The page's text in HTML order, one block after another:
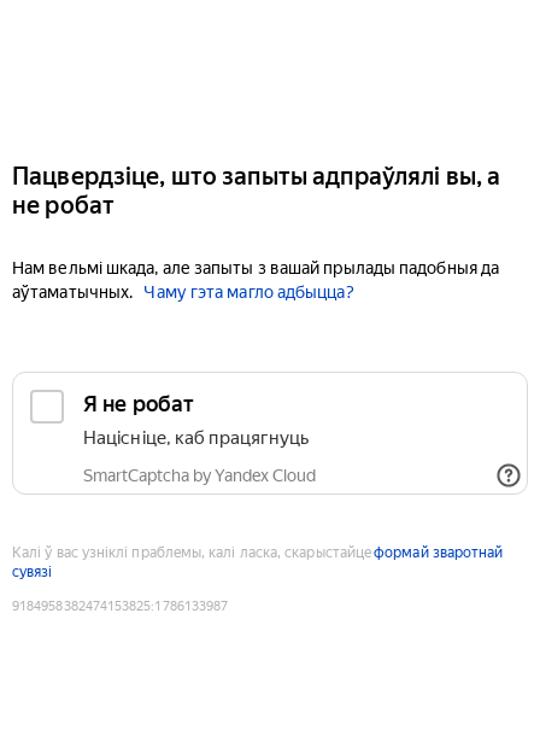
Пацвердзіце, што запыты адпраўлялі вы, а
не робат
Нам вельмі шкада, але запыты з вашай прылады падобныя да
аўтаматычных.
Чаму гэта магло адбыцца?
Я не робат
Націсніце, каб працягнуць
SmartCaptcha by Yandex Cloud
Калі ў вас узніклі праблемы, калі ласка, скарыстайцеформай зваротнай
сувязі
9184958382474153825:1786133987